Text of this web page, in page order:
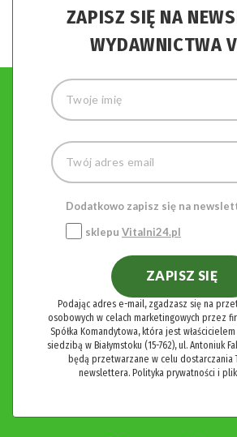
ZAPISZ SIĘ NA
WYDAWNICTWA
Dodatkowo zapisz się na
sklepu Vitalni24.pl
ZAPISZ SIĘ
Podając adres e-mail, zgadzasz się na
osobowych w celach marketingowych przez
Spółka Komandytowa, która jest
siedzibą w Białymstoku (15-762), ul. Antoniuk
będą przetwarzane w celu dostarczania
newslettera. Polityka prywatności i